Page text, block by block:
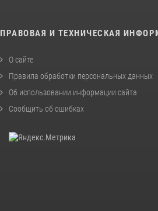
ПРАВОВАЯ И ТЕХНИЧЕСКАЯ
О сайте
Правила обработки персональных данных
Об использовании информации сайта
Сообщить об ошибках